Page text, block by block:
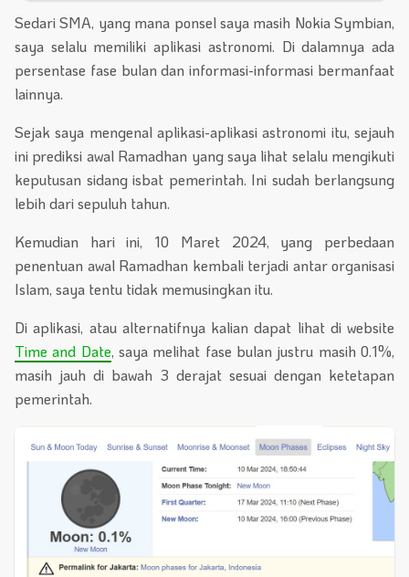
Sedari SMA, yang mana ponsel saya masih Nokia Symbian,
saya selalu memiliki aplikasi astronomi. Di dalamnya ada
persentase fase bulan dan informasi-informasi bermanfaat
lainnya.
Sejak saya mengenal aplikasi-aplikasi astronomi itu, sejauh
ini prediksi awal Ramadhan yang saya lihat selalu mengikuti
keputusan sidang isbat pemerintah. Ini sudah berlangsung
lebih dari sepuluh tahun.
Kemudian hari ini, 10 Maret 2024, yang perbedaan
penentuan awal Ramadhan kembali terjadi antar organisasi
Islam, saya tentu tidak memusingkan itu.
Di aplikasi, atau alternatifnya kalian dapat lihat di website
Time and Date, saya melihat fase bulan justru masih 0.1%,
masih jauh di bawah 3 derajat sesuai dengan ketetapan
pemerintah.